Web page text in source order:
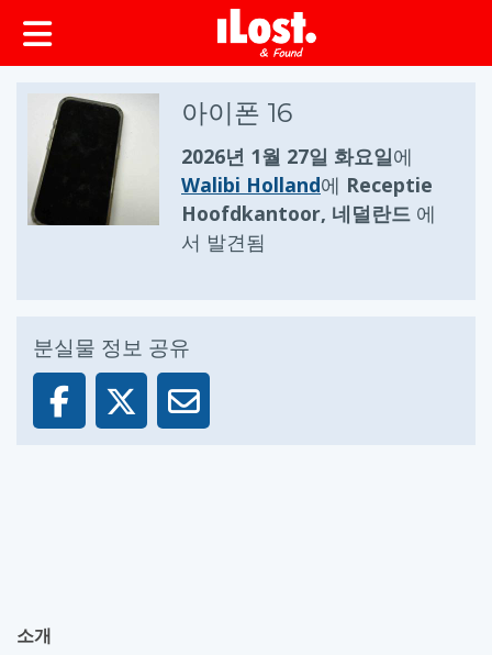
아이폰 16
2026년 1월 27일 화요일에
Walibi Holland에 Receptie
Hoofdkantoor, 네덜란드 에
서 발견됨
분실물 정보 공유
소개